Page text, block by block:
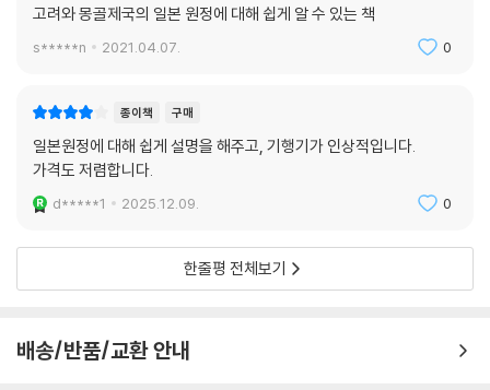
고려와 몽골제국의 일본 원정에 대해 쉽게 알 수 있는 책
s*****n 2021.04.07. 0
종이책 구매
일본원정에 대해 쉽게 설명을 해주고, 기행기가 인상적입니다.
가격도 저렴합니다.
d*****1 2025.12.09. 0
한줄평 전체보기
배송/반품/교환 안내